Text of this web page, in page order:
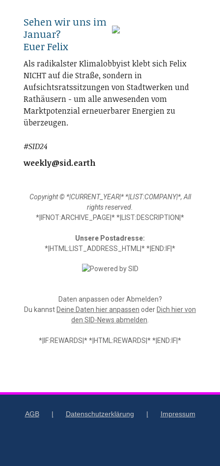
Sehen wir uns im
Januar?
Euer Felix
Als radikalster Klimalobbyist klebt sich Felix
NICHT auf die Straße, sondern in
Aufsichtsratssitzungen von Stadtwerken und
Rathäusern - um alle anwesenden vom
Marktpotenzial erneuerbarer Energien zu
überzeugen.
#SID24
weekly@sid.earth
Copyright © *|CURRENT_YEAR|* *|LIST:COMPANY|*, All
rights reserved.
*|IFNOT:ARCHIVE_PAGE|* *|LIST:DESCRIPTION|*
Unsere Postadresse:
*|HTML:LIST_ADDRESS_HTML|* *|END:IF|*
Daten anpassen oder Abmelden?
Du kannst Deine Daten hier anpassen oder Dich hier von
den SID-News abmelden
*|IF:REWARDS|* *|HTML:REWARDS|* *|END:IF|*
AGB Datenschutzerklärung Impressum